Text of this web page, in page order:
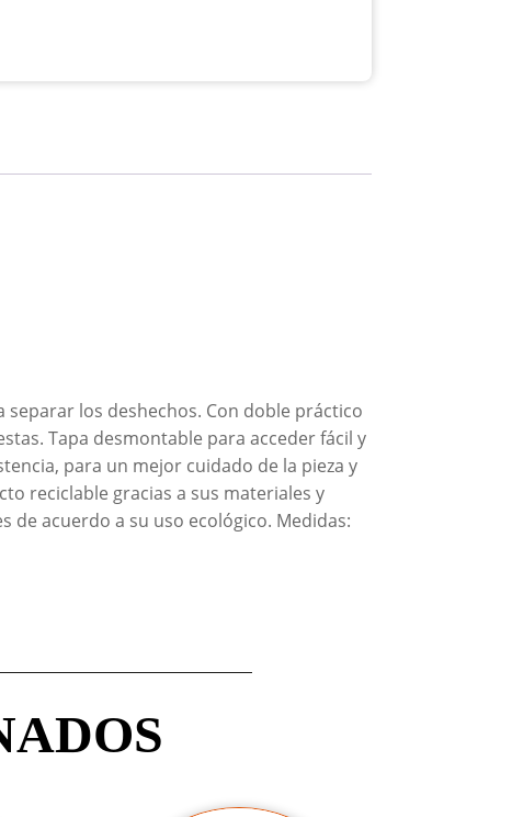
los deshechos. Con doble práctico
Tapa desmontable para acceder fácil y
para un mejor cuidado de la pieza y
reciclable gracias a sus materiales y
de acuerdo a su uso ecológico. Medidas: